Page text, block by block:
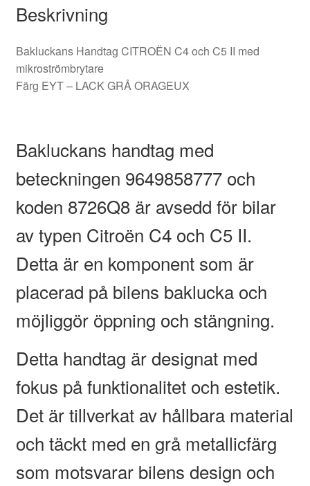
Beskrivning
Bakluckans Handtag CITROËN C4 och C5 II med
mikroströmbrytare
Färg EYT – LACK GRÅ ORAGEUX
Bakluckans handtag med
beteckningen 9649858777 och
koden 8726Q8 är avsedd för bilar
av typen Citroën C4 och C5 II.
Detta är en komponent som är
placerad på bilens baklucka och
möjliggör öppning och stängning.
Detta handtag är designat med
fokus på funktionalitet och estetik.
Det är tillverkat av hållbara material
och täckt med en grå metallicfärg
som motsvarar bilens design och